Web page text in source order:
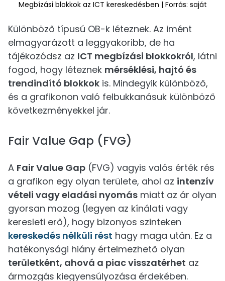
Megbízási blokkok az ICT kereskedésben | Forrás: saját
Különböző típusú OB-k léteznek. Az imént
elmagyarázott a leggyakoribb, de ha
tájékozódsz az ICT megbízási blokkokról, látni
fogod, hogy léteznek mérséklési, hajtó és
trendindító blokkok is. Mindegyik különböző,
és a grafikonon való felbukkanásuk különböző
következményekkel jár.
Fair Value Gap (FVG)
A Fair Value Gap (FVG) vagyis valós érték rés
a grafikon egy olyan területe, ahol az intenzív
vételi vagy eladási nyomás miatt az ár olyan
gyorsan mozog (legyen az kínálati vagy
keresleti erő), hogy bizonyos szinteken
kereskedés nélküli rést hagy maga után. Ez a
hatékonysági hiány értelmezhető olyan
területként, ahová a piac visszatérhet az
ármozgás kiegyensúlyozása érdekében.